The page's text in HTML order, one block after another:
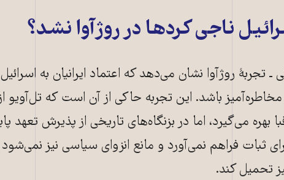
ناجی کردها در روژآوا نشد؟
ـ تجربهٔ روژآوا نشان می‌دهد که اعتماد ایرانیان به
مخاطره‌آمیز باشد. این تجربه حاکی از آن است که تل‌آویو
بهره می‌گیرد، اما در بزنگاه‌های تاریخی از پذیرش تعهد
ثبات فراهم نمی‌آورد و مانع انزوای سیاسی نیز نمی‌شود
تحمیل کند.